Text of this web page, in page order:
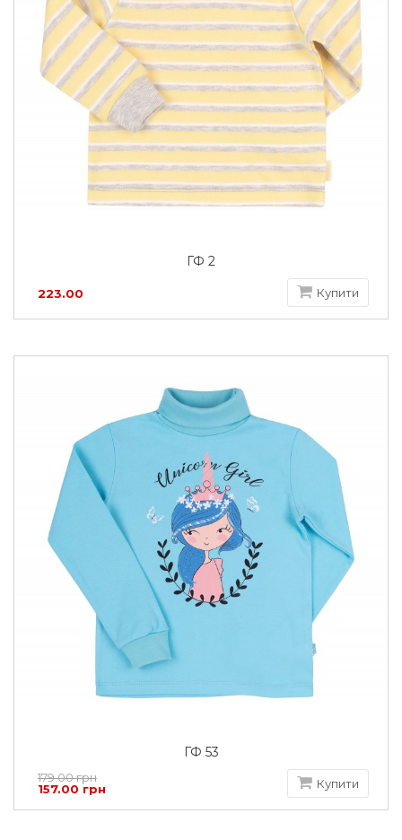
ГФ 2
223.00 Купити
ГФ 53
179.00 грн
157.00 грн
Купити